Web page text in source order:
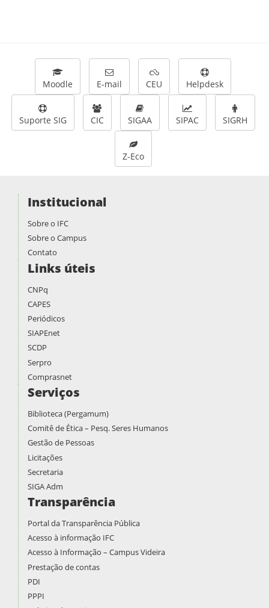
Moodle E-mail CEU Helpdesk
Suporte SIG CIC SIGAA SIPAC SIGRH
Z-Eco
Institucional
Sobre o IFC
Sobre o Campus
Contato
Links úteis
CNPq
CAPES
Periódicos
SIAPEnet
SCDP
Serpro
Comprasnet
Serviços
Biblioteca (Pergamum)
Comitê de Ética – Pesq. Seres Humanos
Gestão de Pessoas
Licitações
Secretaria
SIGA Adm
Transparência
Portal da Transparência Pública
Acesso à informação IFC
Acesso à Informação – Campus Videira
Prestação de contas
PDI
PPPI